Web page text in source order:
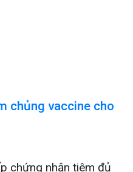
chủng vaccine cho
chứng nhận tiêm đủ